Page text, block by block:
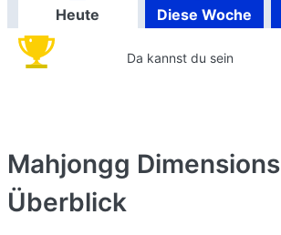
Heute Diese Woche
Da kannst du sein
Mahjongg Dimensions
Überblick